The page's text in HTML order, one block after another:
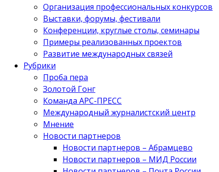
Организация профессиональных конкурсов
Выставки, форумы, фестивали
Конференции, круглые столы, семинары
Примеры реализованных проектов
Развитие международных связей
Рубрики
Проба пера
Золотой Гонг
Команда АРС-ПРЕСС
Международный журналистский центр
Мнение
Новости партнеров
Новости партнеров – Абрамцево
Новости партнеров – МИД России